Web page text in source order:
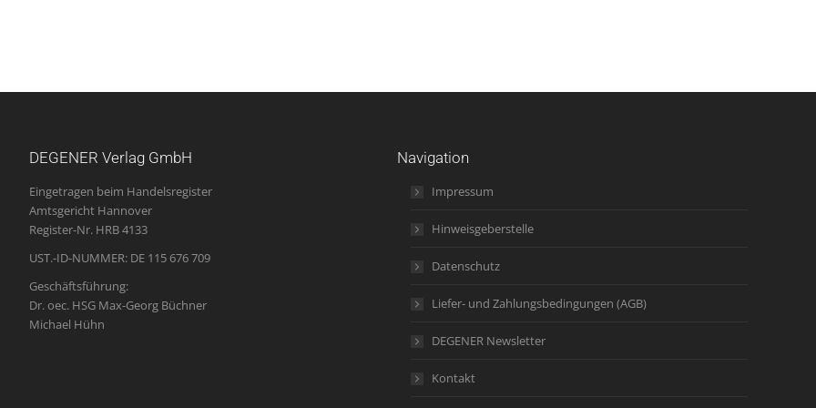
DEGENER Verlag GmbH
Eingetragen beim Handelsregister
Amtsgericht Hannover
Register-Nr. HRB 4133
UST.-ID-NUMMER: DE 115 676 709
Geschäftsführung:
Dr. oec. HSG Max-Georg Büchner
Michael Hühn
Navigation
Impressum
Hinweisgeberstelle
Datenschutz
Liefer- und Zahlungsbedingungen (AGB)
DEGENER Newsletter
Kontakt